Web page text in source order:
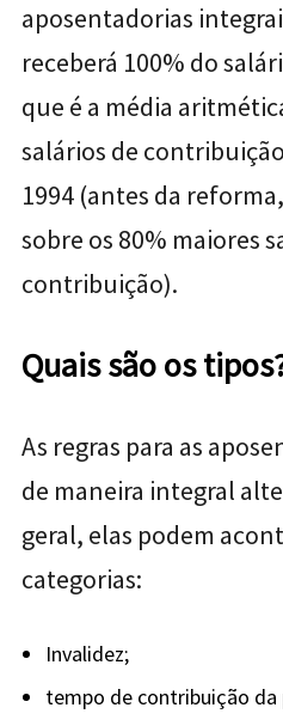
aposentadorias
receberá 100% do
que é a média
salários de
1994 (antes da
sobre os 80% maiores
contribuição).
Quais são os
As regras para as
de maneira integral
geral, elas podem
categorias:
Invalidez;
tempo de contribuição